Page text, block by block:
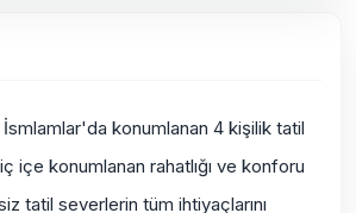
konumlanan 4 kişilik tatil
içe konumlanan rahatlığı ve konforu
tatil severlerin tüm ihtiyaçlarını